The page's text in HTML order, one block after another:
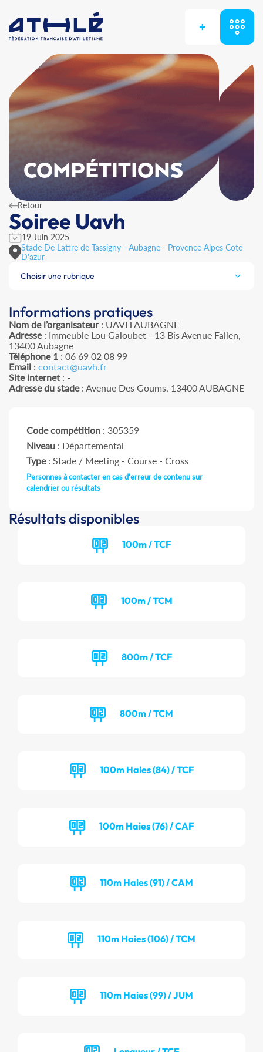
+
COMPÉTITIONS
Retour
Soiree Uavh
19 Juin 2025
Stade De Lattre de Tassigny - Aubagne - Provence Alpes Cote
D'azur
Choisir une rubrique
Informations pratiques
Nom de l’organisateur: UAVH AUBAGNE
Adresse: Immeuble Lou Galoubet - 13 Bis Avenue Fallen,
13400 Aubagne
Téléphone 1 : 06 69 02 08 99
Email : contact@uavh.fr
Site internet : -
Adresse du stade: Avenue Des Goums, 13400 AUBAGNE
Code compétition : 305359
Niveau : Départemental
Type: Stade / Meeting - Course - Cross
Personnes à contacter en cas d'erreur de contenu sur
calendrier ou résultats
Résultats disponibles
100m / TCF
100m / TCM
800m / TCF
800m / TCM
100m Haies (84) / TCF
100m Haies (76) / CAF
110m Haies (91) / CAM
110m Haies (106) / TCM
110m Haies (99) / JUM